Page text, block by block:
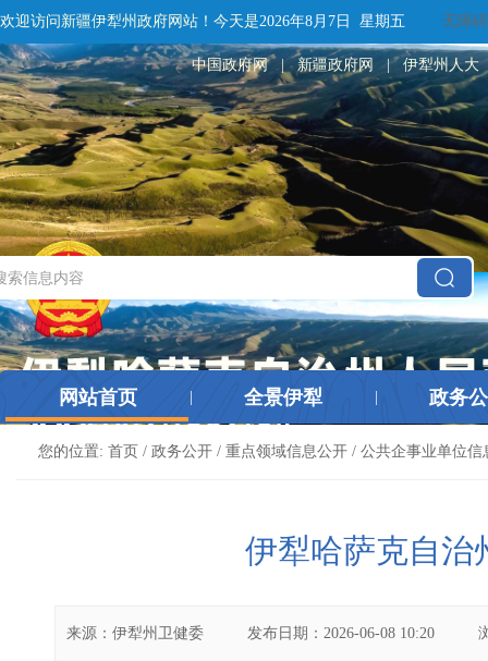
欢迎访问新疆伊犁州政府网站！ 今天是2026年8月7日 星期五 无障碍
中国政府网 | 新疆政府网 | 伊犁州人大
网站首页 全景伊犁 政务
您的位置: 首页 / 政务公开 / 重点领域信息公开 / 公共企事业单位信
伊犁哈萨克自治
来源： 伊犁州卫健委 发布日期： 2026-06-08 10:20